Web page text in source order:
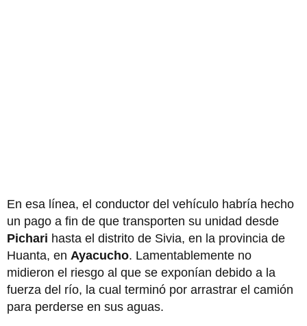
En esa línea, el conductor del vehículo habría hecho
un pago a fin de que transporten su unidad desde
Pichari hasta el distrito de Sivia, en la provincia de
Huanta, en Ayacucho. Lamentablemente no
midieron el riesgo al que se exponían debido a la
fuerza del río, la cual terminó por arrastrar el camión
para perderse en sus aguas.